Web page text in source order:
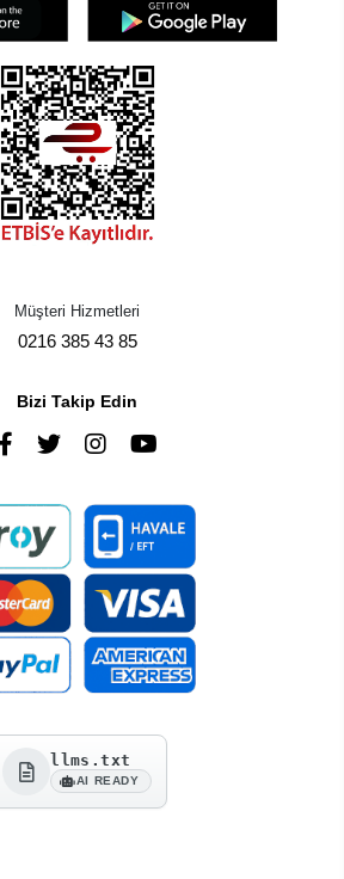
Müşteri Hizmetleri
0216 385 43 85
Bizi Takip Edin
llms.txt
AI READY